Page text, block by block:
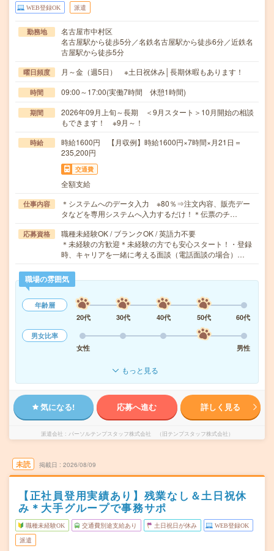
WEB登録OK 派遣
勤務地
名古屋市中村区
名古屋駅から徒歩5分／名鉄名古屋駅から徒歩6分／近鉄名
古屋駅から徒歩5分
曜日頻度 月～金（週5日） ※土日祝休み│長期休暇もあります！
時間 09:00～17:00(実働7時間 休憩1時間)
期間
2026年09月上旬～長期 ＜9月スタート＞10月開始の相談
もできます！ ※9月～！
時給
時給1600円 【月収例】時給1600円×7時間×月21日＝
235,200円
交通費
全額支給
仕事内容
＊システムへのデータ入力 ※80％⇒注文内容、販売デー
タなどを専用システムへ入力するだけ！＊伝票のチ…
応募資格
職種未経験OK / ブランクOK / 英語力不要
＊未経験の方歓迎＊未経験の方でも安心スタート！・登録
時、キャリアを一緒に考える面談（電話面談の場合）…
職場の雰囲気
年齢層
20代
30代 40代 50代
60代
男女比率
女性
男性
もっと見る
気になる! 応募へ進む 詳しく見る
派遣会社 パーソルテンプスタッフ株式会社 （旧テンプスタッフ株式会社）
未読 掲載日 2026/08/09
【正社員登用実績あり】残業なし＆土日祝休
み＊大手グループで事務サポ
職種未経験OK 交通費別途支給あり 土日祝日が休み WEB登録OK
派遣